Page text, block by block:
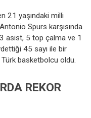
21 yaşındaki milli
Spurs karşısında
asist, 5 top çalma ve 1
45 sayı ile bir
Türk basketbolcu oldu.
REKOR